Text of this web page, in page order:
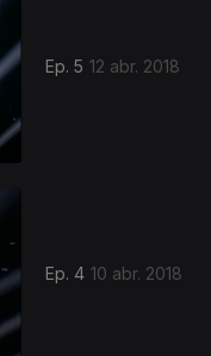
Ep. 5 12 abr. 2018
Ep. 4 10 abr. 2018